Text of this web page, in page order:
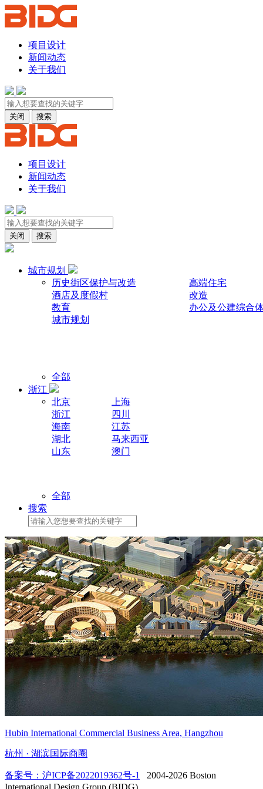
项目设计
新闻动态
关于我们
关闭 搜索
项目设计
新闻动态
关于我们
关闭 搜索
城市规划
历史街区保护与改造
高端住宅
酒店及度假村
改造
教育
办公及公建综合
城市规划
全部
浙江
北京
上海
浙江
四川
海南
江苏
湖北
马来西亚
山东
澳门
全部
搜索
Hubin International Commercial Business Area, Hangzhou
杭州 · 湖滨国际商圈
备案号：沪ICP备2022019362号-1
2004-2026 Boston
International Design Group (BIDG).